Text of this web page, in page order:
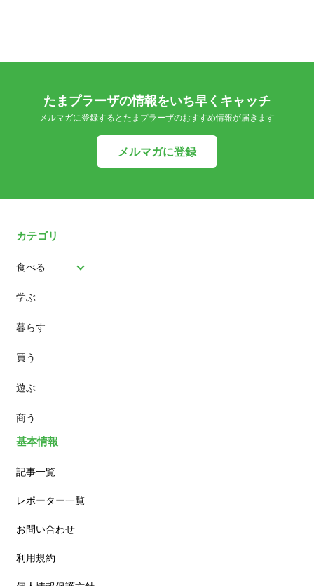
たまプラーザの情報をいち早くキャッチ
メルマガに登録するとたまプラーザのおすすめ情報が届きます
メルマガに登録
カテゴリ
食べる
パン
スイーツ
ランチ
カフェ
学ぶ
暮らす
買う
遊ぶ
商う
基本情報
記事一覧
レポーター一覧
お問い合わせ
利用規約